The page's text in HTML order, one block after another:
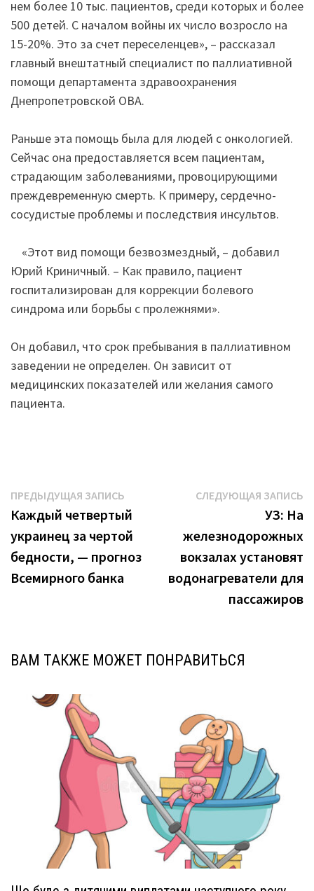
нем более 10 тыс. пациентов, среди которых и более
500 детей. С началом войны их число возросло на
15-20%. Это за счет переселенцев», – рассказал
главный внештатный специалист по паллиативной
помощи департамента здравоохранения
Днепропетровской ОВА.
Раньше эта помощь была для людей с онкологией.
Сейчас она предоставляется всем пациентам,
страдающим заболеваниями, провоцирующими
преждевременную смерть. К примеру, сердечно-
сосудистые проблемы и последствия инсультов.
«Этот вид помощи безвозмездный, – добавил
Юрий Криничный. – Как правило, пациент
госпитализирован для коррекции болевого
синдрома или борьбы с пролежнями».
Он добавил, что срок пребывания в паллиативном
заведении не определен. Он зависит от
медицинских показателей или желания самого
пациента.
Навигация
по
записям
ПРЕДЫДУЩАЯ ЗАПИСЬ
запись:
Каждый четвертый
украинец за чертой
бедности, — прогноз
Всемирного банка
СЛЕДУЮЩАЯ ЗАПИСЬ
УЗ: На
железнодорожных
вокзалах установят
водонагреватели для
пассажиров
ВАМ ТАКЖЕ МОЖЕТ ПОНРАВИТЬСЯ